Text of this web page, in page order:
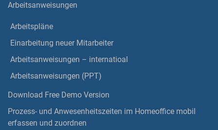
Arbeitsanweisungen
Arbeitspläne
Einarbeitung neuer Mitarbeiter
Arbeitsanweisungen – internatioal
Arbeitsanweisungen (PPT)
Download Free Demo Version
Prozess- und Anwesenheitszeiten im Homeoffice mobil
erfassen und zuordnen